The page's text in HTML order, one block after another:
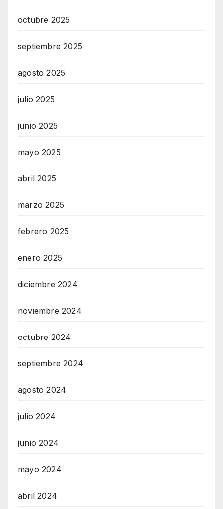
octubre 2025
septiembre 2025
agosto 2025
julio 2025
junio 2025
mayo 2025
abril 2025
marzo 2025
febrero 2025
enero 2025
diciembre 2024
noviembre 2024
octubre 2024
septiembre 2024
agosto 2024
julio 2024
junio 2024
mayo 2024
abril 2024